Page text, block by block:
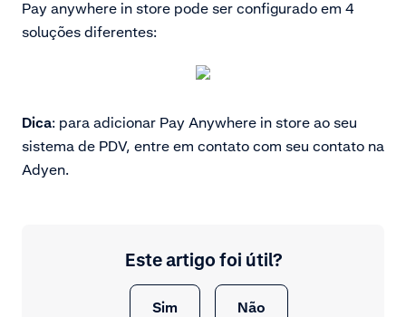
Pay anywhere in store pode ser configurado em 4
soluções diferentes:
Dica: para adicionar Pay Anywhere in store ao seu
sistema de PDV, entre em contato com seu contato na
Adyen.
Este artigo foi útil?
Sim Não